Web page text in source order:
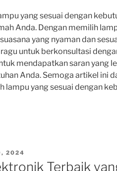
yang sesuai dengan
Anda. Dengan memilih
yang nyaman dan
untuk berkonsultasi
mendapatkan saran yang
Anda. Semoga artikel ini
lampu yang sesuai dengan
2024
Terbaik